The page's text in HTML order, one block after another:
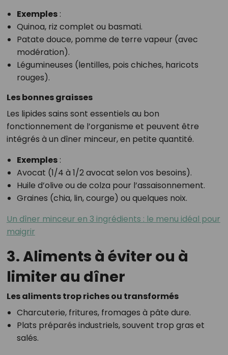
Exemples:
Quinoa, riz complet ou basmati.
Patate douce, pomme de terre vapeur (avec
modération).
Légumineuses (lentilles, pois chiches, haricots
rouges).
Les bonnes graisses
Les lipides sains sont essentiels au bon
fonctionnement de l’organisme et peuvent être
intégrés à un dîner minceur, en petite quantité.
Exemples:
Avocat (1/4 à 1/2 avocat selon vos besoins).
Huile d’olive ou de colza pour l’assaisonnement.
Graines (chia, lin, courge) ou quelques noix.
Un dîner minceur en 3 ingrédients : le menu idéal pour
maigrir
3. Aliments à éviter ou à
limiter au dîner
Les aliments trop riches ou transformés
Charcuterie, fritures, fromages à pâte dure.
Plats préparés industriels, souvent trop gras et
salés.